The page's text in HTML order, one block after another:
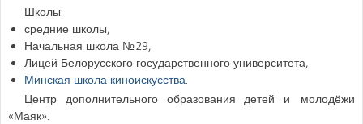
Школы:
средние школы,
Начальная школа № 29,
Лицей Белорусского государственного университета,
Минская школа киноискусства.
Центр дополнительного образования детей и молодёжи
«Маяк».